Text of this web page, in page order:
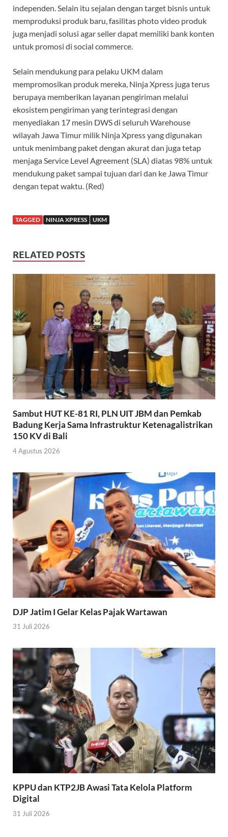
independen. Selain itu sejalan dengan target bisnis untuk
memproduksi produk baru, fasilitas photo video produk
juga menjadi solusi agar seller dapat memiliki bank konten
untuk promosi di social commerce.
Selain mendukung para pelaku UKM dalam
mempromosikan produk mereka, Ninja Xpress juga terus
berupaya memberikan layanan pengiriman melalui
ekosistem pengiriman yang terintegrasi dengan
menyediakan 17 mesin DWS di seluruh Warehouse
wilayah Jawa Timur milik Ninja Xpress yang digunakan
untuk menimbang paket dengan akurat dan juga tetap
menjaga Service Level Agreement (SLA) diatas 98% untuk
mendukung paket sampai tujuan dari dan ke Jawa Timur
dengan tepat waktu. (Red)
TAGGED NINJA XPRESS UKM
RELATED POSTS
Sambut HUT KE-81 RI, PLN UIT JBM dan Pemkab
Badung Kerja Sama Infrastruktur Ketenagalistrikan
150 KV di Bali
4 Agustus 2026
DJP Jatim I Gelar Kelas Pajak Wartawan
31 Juli 2026
KPPU dan KTP2JB Awasi Tata Kelola Platform
Digital
31 Juli 2026